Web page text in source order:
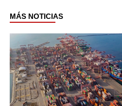
MÁS NOTICIAS
PagePage PagePage